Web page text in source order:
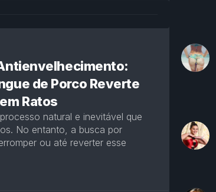
de Porco Reverte
Ratos
natural e inevitável que
No entanto, a busca por
ou até reverter esse